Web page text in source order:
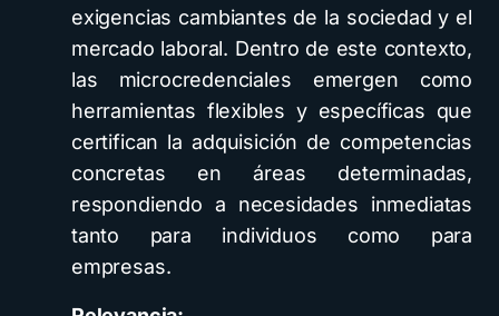
exigencias cambiantes de la sociedad y el
mercado laboral. Dentro de este contexto,
las microcredenciales emergen como
herramientas flexibles y específicas que
certifican la adquisición de competencias
concretas en áreas determinadas,
respondiendo a necesidades inmediatas
tanto para individuos como para
empresas.